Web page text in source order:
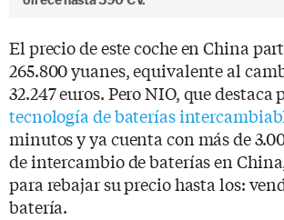
El precio de este coche en China
265.800 yuanes, equivalente al
32.247 euros. Pero NIO, que destaca
tecnología de baterías
minutos y ya cuenta con más de
de intercambio de baterías en
para rebajar su precio hasta los:
batería.